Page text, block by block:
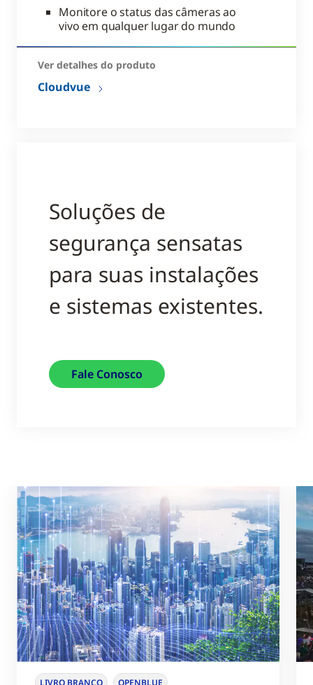
Monitore o status das câmeras ao
vivo em qualquer lugar do mundo
Ver detalhes do produto
Cloudvue
Soluções de
segurança sensatas
para suas instalações
e sistemas existentes.
Fale Conosco
LIVRO BRANCO OPENBLUE